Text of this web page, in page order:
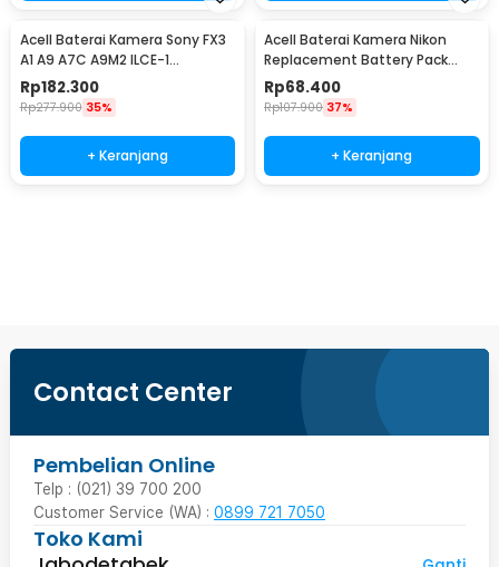
Acell Baterai Kamera Sony FX3
A1 A9 A7C A9M2 ILCE-1
2280mAh - NP-FZ100
Rp182.300
Rp277.900 35%
+ Keranjang
Acell Baterai Kamera Nikon
Replacement Battery Pack
1500mAh - EN-EL14a
Rp68.400
Rp107.900 37%
+ Keranjang
Contact Center
Pembelian Online
Telp : (021) 39 700 200
Customer Service (WA) : 0899 721 7050
Toko Kami